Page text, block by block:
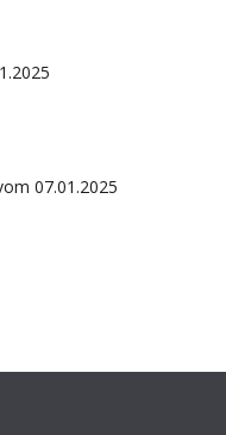
07.01.2025